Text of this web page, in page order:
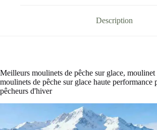
Description
Meilleurs moulinets de pêche sur glace, moulinet
moulinets de pêche sur glace haute performance
pêcheurs d'hiver